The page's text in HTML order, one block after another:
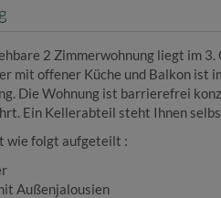
2 Zimmerwohnung liegt im
mit offener Küche und Balkon ist
Die Wohnung ist barrierefrei
Ein Kellerabteil steht Ihnen
wie folgt aufgeteilt :
Außenjalousien